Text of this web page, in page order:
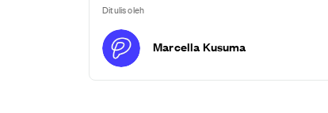
Ditulis oleh
Marcella Kusuma